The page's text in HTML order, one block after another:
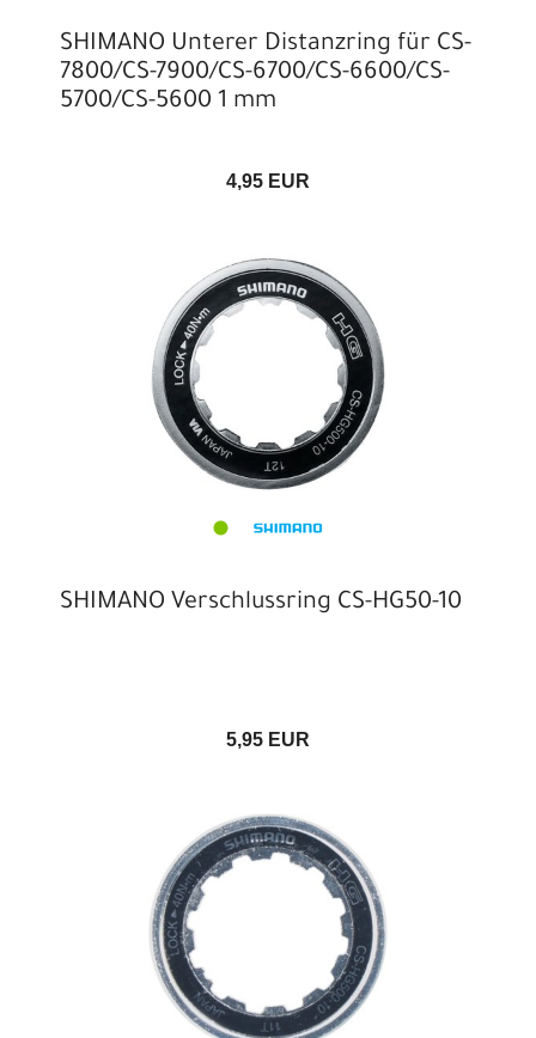
SHIMANO Unterer Distanzring für CS-
7800/CS-7900/CS-6700/CS-6600/CS-
5700/CS-5600 1 mm
4,95 EUR
SHIMANO Verschlussring CS-HG50-10
5,95 EUR